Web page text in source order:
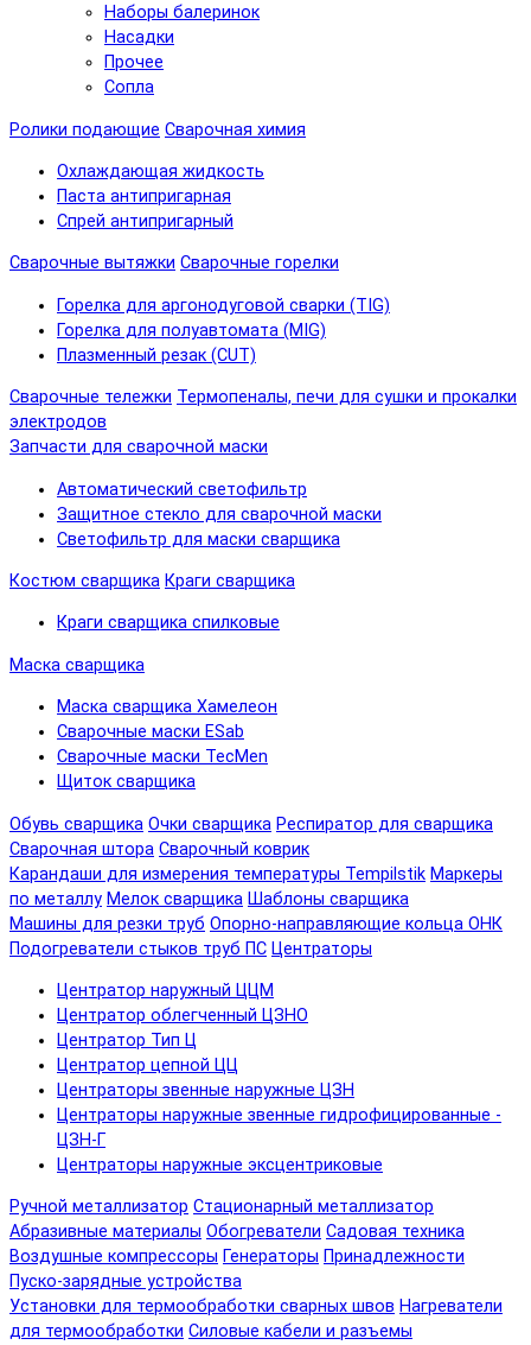
Наборы балеринок
Насадки
Прочее
Сопла
Ролики подающие Сварочная химия
Охлаждающая жидкость
Паста антипригарная
Спрей антипригарный
Сварочные вытяжки Сварочные горелки
Горелка для аргонодуговой сварки (TIG)
Горелка для полуавтомата (MIG)
Плазменный резак (CUT)
Сварочные тележки Термопеналы, печи для сушки и прокалки
электродов
Запчасти для сварочной маски
Автоматический светофильтр
Защитное стекло для сварочной маски
Светофильтр для маски сварщика
Костюм сварщика Краги сварщика
Краги сварщика спилковые
Маска сварщика
Маска сварщика Хамелеон
Сварочные маски ESab
Сварочные маски TecMen
Щиток сварщика
Обувь сварщика Очки сварщика Респиратор для сварщика
Сварочная штора Сварочный коврик
Карандаши для измерения температуры Tempilstik Маркеры
по металлу Мелок сварщика Шаблоны сварщика
Машины для резки труб Опорно-направляющие кольца ОНК
Подогреватели стыков труб ПС Центраторы
Центратор наружный ЦЦМ
Центратор облегченный ЦЗНО
Центратор Тип Ц
Центратор цепной ЦЦ
Центраторы звенные наружные ЦЗН
Центраторы наружные звенные гидрофицированные -
ЦЗН-Г
Центраторы наружные эксцентриковые
Ручной металлизатор Стационарный металлизатор
Абразивные материалы Обогреватели Садовая техника
Воздушные компрессоры Генераторы Принадлежности
Пуско-зарядные устройства
Установки для термообработки сварных швов Нагреватели
для термообработки Силовые кабели и разъемы